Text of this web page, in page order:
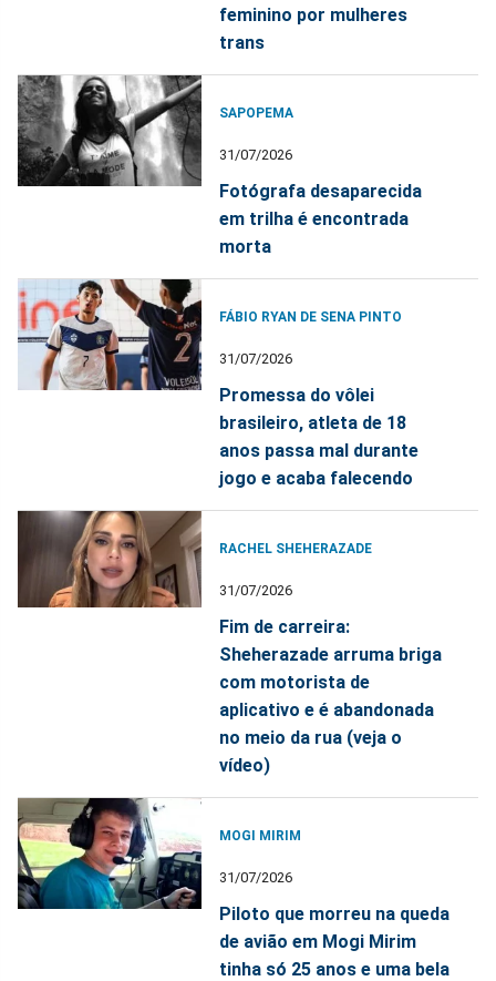
feminino por mulheres
trans
SAPOPEMA
31/07/2026
Fotógrafa desaparecida
em trilha é encontrada
morta
FÁBIO RYAN DE SENA PINTO
31/07/2026
Promessa do vôlei
brasileiro, atleta de 18
anos passa mal durante
jogo e acaba falecendo
RACHEL SHEHERAZADE
31/07/2026
Fim de carreira:
Sheherazade arruma briga
com motorista de
aplicativo e é abandonada
no meio da rua (veja o
vídeo)
MOGI MIRIM
31/07/2026
Piloto que morreu na queda
de avião em Mogi Mirim
tinha só 25 anos e uma bela